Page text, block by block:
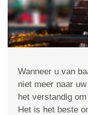
Wanneer u van
niet meer naar
het verstandig
Het is het beste